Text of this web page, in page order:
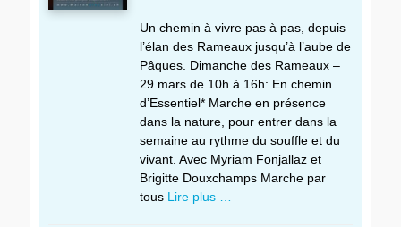
Un chemin à vivre pas à pas, depuis
l’élan des Rameaux jusqu’à l’aube de
Pâques. Dimanche des Rameaux –
29 mars de 10h à 16h: En chemin
d’Essentiel* Marche en présence
dans la nature, pour entrer dans la
semaine au rythme du souffle et du
vivant. Avec Myriam Fonjallaz et
Brigitte Douxchamps Marche par
tous Lire plus …